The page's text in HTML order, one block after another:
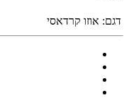
דגם: אוזו קרדאסי